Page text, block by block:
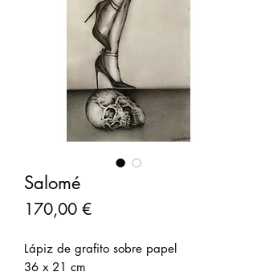
Salomé
170,00 €Precio
Lápiz de grafito sobre papel
36 x 21 cm